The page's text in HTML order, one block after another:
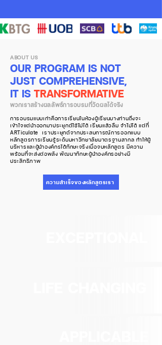
ABOUT US
OUR PROGRAM IS NOT
JUST COMPREHENSIVE,
IT IS TRANSFORMATIVE
พวกเราสร้างผลลัพธ์การอบรมที่วัดผลได้จริง
การอบรมแบบเก่าคือการเรียนในห้องผู้เรียนบางท่านถึงจะ
เข้าใจแต่นำออกมาประยุกต์ใช้ไม่ได้ เรียนแล้วลืม จำไม่ได้ แต่ที่
ARTiculate เราประยุกต์จากประสบการณ์การออกแบบ
หลักสูตรการเรียนรู้ระดับมหาวิทยาลัยมาตรฐานสากล ทำให้ผู้
บริหารและผู้นำองค์กรได้ทักษะจริงเมื่อจบหลักสูตร มีความ
พร้อมที่จะส่งต่อพลัง พัฒนาทักษะผู้นำองค์กรอย่างมี
ประสิทธิภาพ
ความสำเร็จของหลักสูตรเรา